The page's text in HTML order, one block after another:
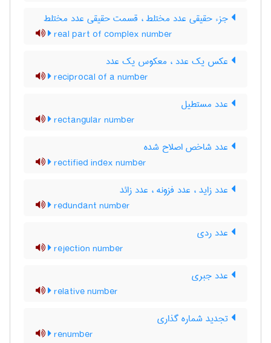
جزء حقیقی عدد مختلط ، قسمت حقیقی عدد مختلط
real part of complex number
عکس یک عدد ، معکوس یک عدد
reciprocal of a number
عدد مستطیل
rectangular number
عدد شاخص اصلاح شده
rectified index number
عدد زاید ، عدد فزونه ، عدد زائد
redundant number
عدد ردی
rejection number
عدد جبری
relative number
تجدید شماره گذاری
renumber